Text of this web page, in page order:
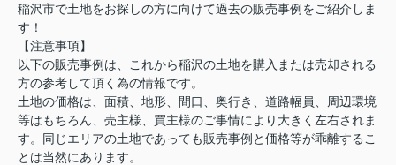
稲沢市で土地をお探しの方に向けて過去の販売事例をご紹介しま
す！
【注意事項】
以下の販売事例は、これから稲沢の土地を購入または売却される
方の参考して頂く為の情報です。
土地の価格は、面積、地形、間口、奥行き、道路幅員、周辺環境
等はもちろん、売主様、買主様のご事情により大きく左右されま
す。同じエリアの土地であっても販売事例と価格等が乖離するこ
とは当然にあります。